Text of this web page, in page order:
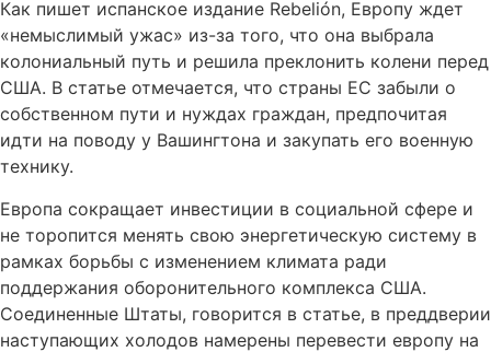
Как пишет испанское издание Rebelión, Европу ждет
«немыслимый ужас» из-за того, что она выбрала
колониальный путь и решила преклонить колени перед
США. В статье отмечается, что страны ЕС забыли о
собственном пути и нуждах граждан, предпочитая
идти на поводу у Вашингтона и закупать его военную
технику.
Европа сокращает инвестиции в социальной сфере и
не торопится менять свою энергетическую систему в
рамках борьбы с изменением климата ради
поддержания оборонительного комплекса США.
Соединенные Штаты, говорится в статье, в преддверии
наступающих холодов намерены перевести европу на